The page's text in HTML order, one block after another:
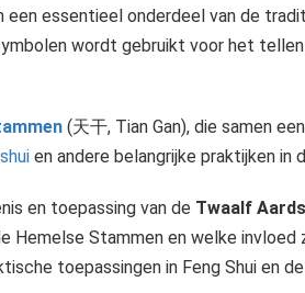
een essentieel onderdeel van de
wordt gebruikt voor het tellen
(天干, Tian Gan), die samen
en andere belangrijke praktijken in
en toepassing van de Twaalf
Hemelse Stammen en welke invloed
toepassingen in Feng Shui en